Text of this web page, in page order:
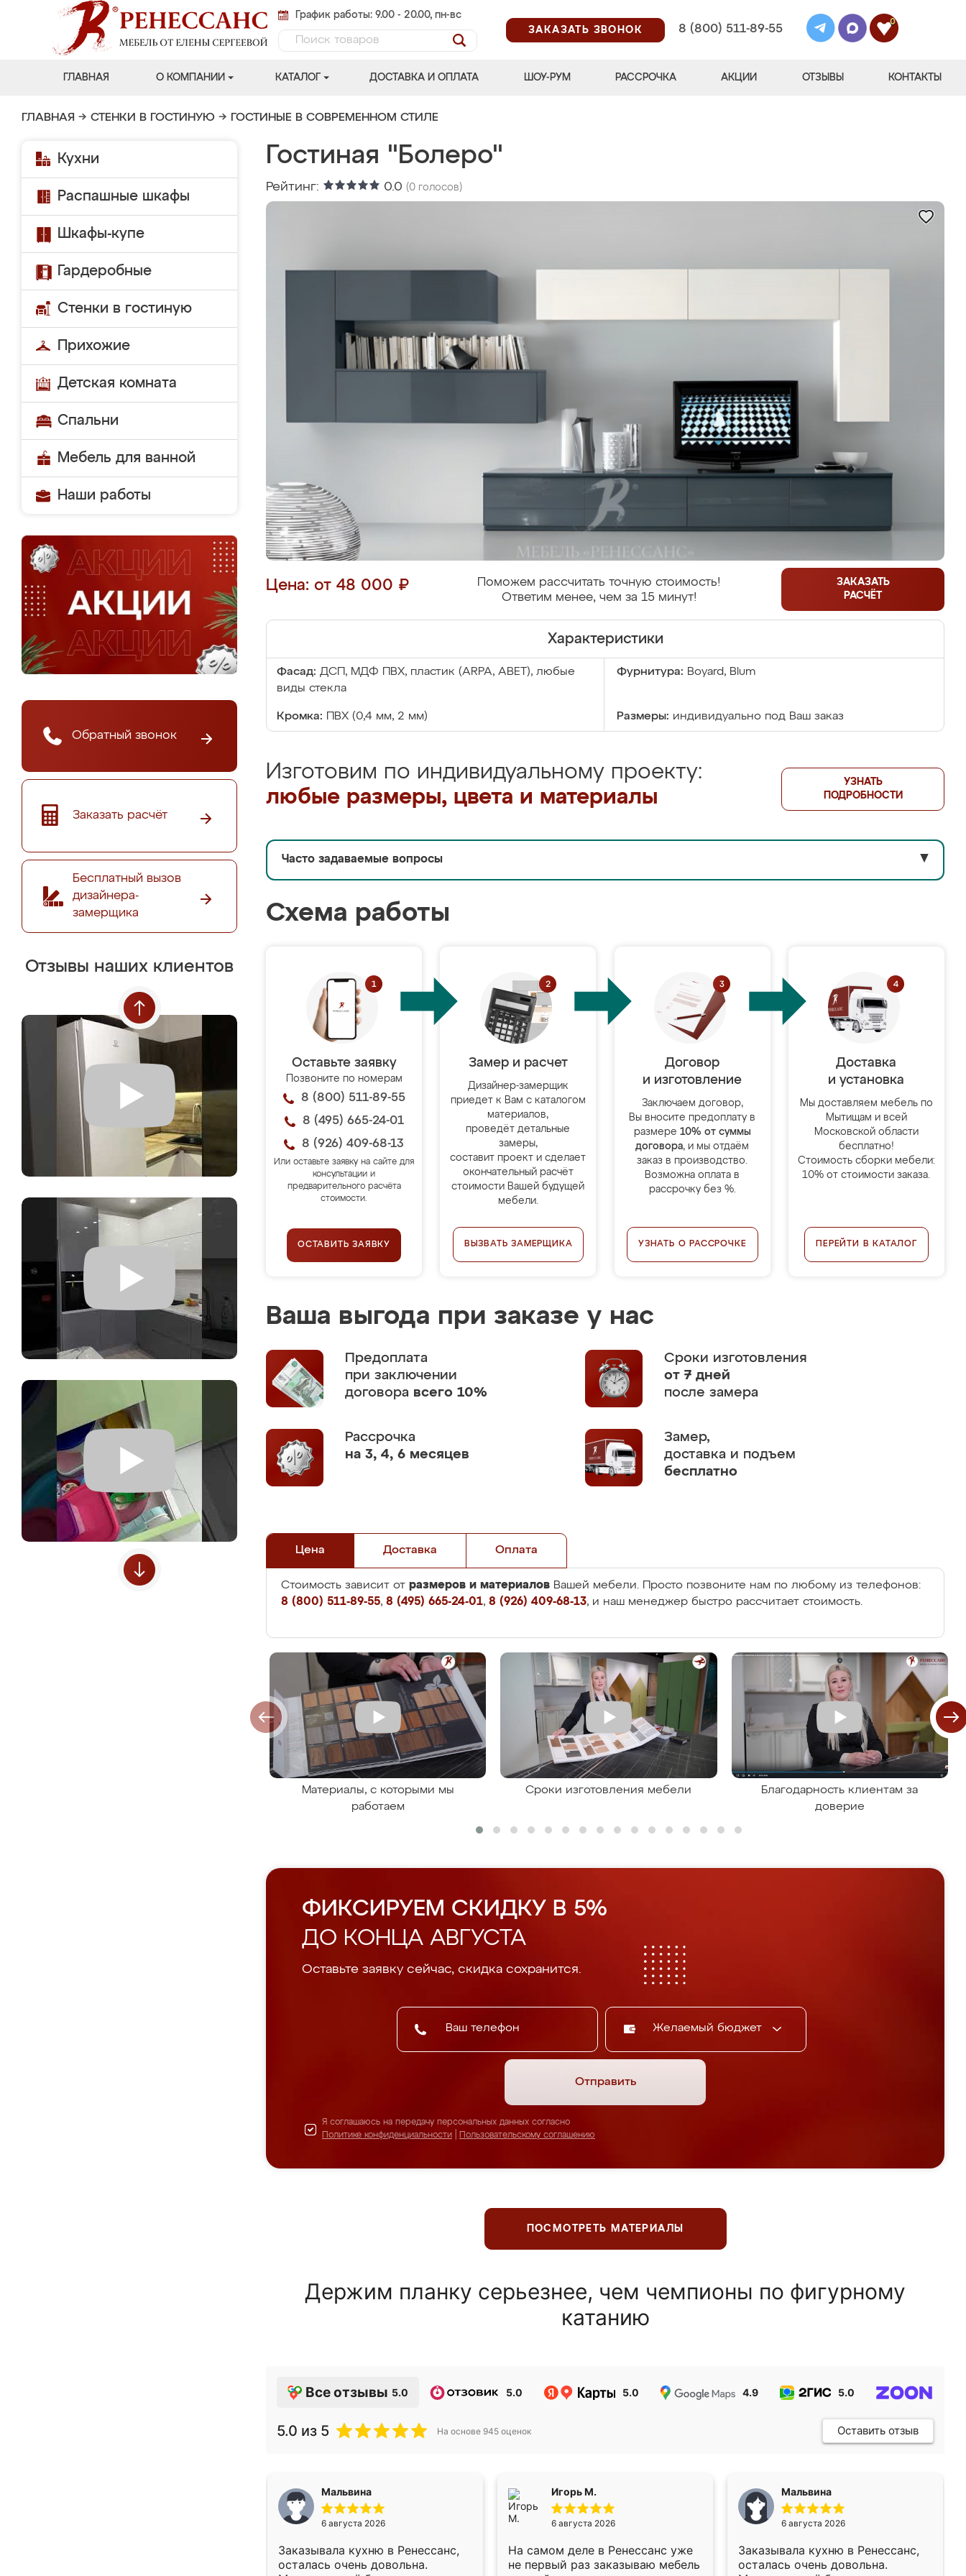
График работы: 9.00 - 20.00, пн-вс
ЗАКАЗАТЬ ЗВОНОК
8 (800) 511-89-55
0
ГЛАВНАЯ О КОМПАНИИ КАТАЛОГ ДОСТАВКА И ОПЛАТА ШОУ-РУМ РАССРОЧКА АКЦИИ ОТЗЫВЫ КОНТАКТЫ
ГЛАВНАЯ → СТЕНКИ В ГОСТИНУЮ → ГОСТИНЫЕ В СОВРЕМЕННОМ СТИЛЕ
Кухни
Распашные шкафы
Шкафы-купе
Гардеробные
Стенки в гостиную
Прихожие
Детская комната
Спальни
Мебель для ванной
Наши работы
Обратный звонок
Заказать расчёт
Бесплатный вызов
дизайнера-
замерщика
Отзывы наших клиентов
Гостиная "Болеро"
Рейтинг: 0.0 (0 голосов)
Цена: от 48 000 ₽
Поможем рассчитать точную стоимость!
Ответим менее, чем за 15 минут!
ЗАКАЗАТЬ
РАСЧЁТ
Характеристики
Фасад: ДСП, МДФ ПВХ, пластик (ARPA, ABET), любые
виды стекла
Фурнитура: Boyard, Blum
Кромка: ПВХ (0,4 мм, 2 мм) Размеры: индивидуально под Ваш заказ
Изготовим по индивидуальному проекту:
любые размеры, цвета и материалы
УЗНАТЬ
ПОДРОБНОСТИ
Часто задаваемые вопросы ▼
Схема работы
Оставьте заявку
Позвоните по номерам
8 (800) 511-89-55
8 (495) 665-24-01
8 (926) 409-68-13
Или оставьте заявку на сайте для
консультации и
предварительного расчёта
стоимости.
ОСТАВИТЬ ЗАЯВКУ
Замер и расчет
Дизайнер-замерщик
приедет к Вам с каталогом
материалов,
проведёт детальные
замеры,
составит проект и сделает
окончательный расчёт
стоимости Вашей будущей
мебели.
ВЫЗВАТЬ ЗАМЕРЩИКА
Договор
и изготовление
Заключаем договор,
Вы вносите предоплату в
размере 10% от суммы
договора, и мы отдаём
заказ в производство.
Возможна оплата в
рассрочку без %.
УЗНАТЬ О РАССРОЧКЕ
Доставка
и установка
Мы доставляем мебель по
Мытищам и всей
Московской области
бесплатно!
Стоимость сборки мебели:
10% от стоимости заказа.
ПЕРЕЙТИ В КАТАЛОГ
Ваша выгода при заказе у нас
Предоплата
при заключении
договора всего 10%
Сроки изготовления
от 7 дней
после замера
Рассрочка
на 3, 4, 6 месяцев
Замер,
доставка и подъем
бесплатно
Цена Доставка Оплата
Стоимость зависит от размеров и материалов Вашей мебели. Просто позвоните нам по любому из телефонов:
8 (800) 511-89-55, 8 (495) 665-24-01, 8 (926) 409-68-13, и наш менеджер быстро рассчитает стоимость.
Материалы, с которыми мы
работаем
Сроки изготовления мебели
Благодарность клиентам за
доверие
ФИКСИРУЕМ СКИДКУ В 5%
ДО КОНЦА АВГУСТА
Оставьте заявку сейчас, скидка сохранится.
Желаемый бюджет
Отправить
Я соглашаюсь на передачу персональных данных согласно
Политике конфиденциальности
Пользовательскому соглашению
ПОСМОТРЕТЬ МАТЕРИАЛЫ
Держим планку серьезнее, чем чемпионы по фигурному
катанию
Все отзывы 5.0 5.0 5.0 4.9 5.0
5.0 из 5 На основе 945 оценок Оставить отзыв
Мальвина
6 августа 2026
Заказывала кухню в Ренессанс,
осталась очень довольна.
Игорь М.
6 августа 2026
На самом деле в Ренессанс уже
не первый раз заказываю мебель
Мальвина
6 августа 2026
Заказывала кухню в Ренессанс,
осталась очень довольна.